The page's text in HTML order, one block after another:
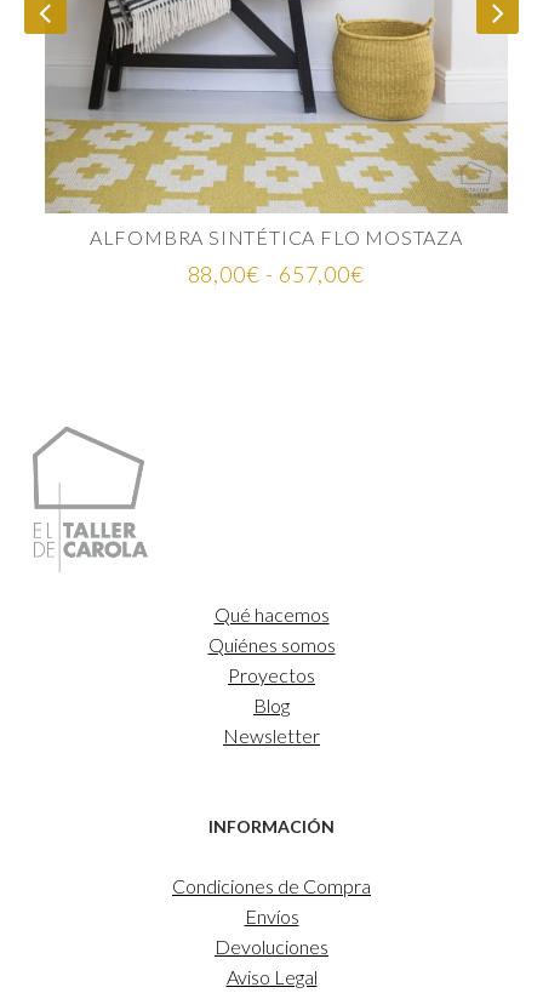
ALFOMBRA SINTÉTICA FLO MOSTAZA
88,00€ - 657,00€Rango
Qué hacemos
Quiénes somos
Proyectos
Blog
Newsletter
INFORMACIÓN
Condiciones de Compra
Envíos
Devoluciones
Aviso Legal